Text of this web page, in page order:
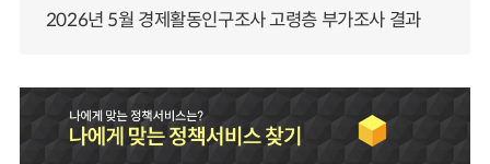
2026년 5월 경제활동인구조사 고령층 부가조사 결과